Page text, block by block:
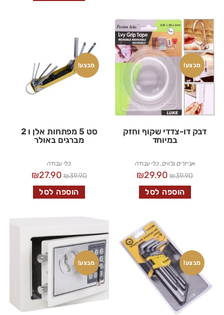
מבצע!
דבק דו-צדדי שקוף וחזק
במיוחד
אביזרים נלווים, כלי עבודה
₪39.90
₪29.90
הוספה לסל
מבצע!
סט 5 מפתחות אלן ו 2
מברגים באולר
כלי עבודה
₪39.90
₪27.90
הוספה לסל
מבצע! מבצע!